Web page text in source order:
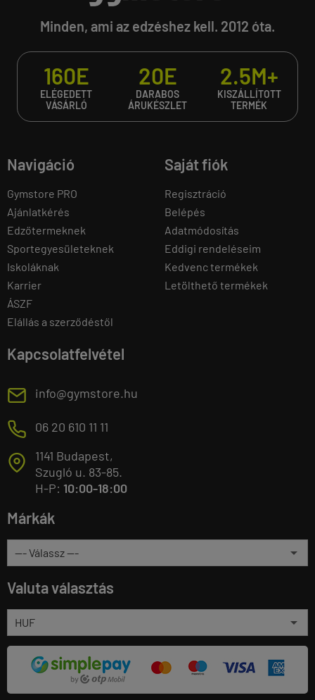
Minden, ami az edzéshez kell. 2012 óta.
160E
ELÉGEDETT
VÁSÁRLÓ
20E
DARABOS
ÁRUKÉSZLET
2.5M+
KISZÁLLÍTOTT
TERMÉK
Navigáció
Gymstore PRO
Ajánlatkérés
Edzőtermeknek
Sportegyesületeknek
Iskoláknak
Karrier
ÁSZF
Elállás a szerződéstől
Saját fiók
Regisztráció
Belépés
Adatmódosítás
Eddigi rendeléseim
Kedvenc termékek
Letölthető termékek
Kapcsolatfelvétel
E info@gymstore.hu
M 06 20 610 11 11
T
1141 Budapest,
Szugló u. 83-85.
H-P: 10:00-18:00
Márkák
Valuta választás